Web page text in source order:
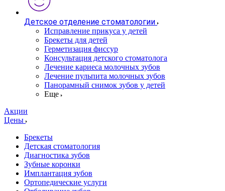
Детское отделение стоматологии
Исправление прикуса у детей
Брекеты для детей
Герметизация фиссур
Консультация детского стоматолога
Лечение кариеса молочных зубов
Лечение пульпита молочных зубов
Панорамный снимок зубов у детей
Еще
Акции
Цены
Брекеты
Детская стоматология
Диагностика зубов
Зубные коронки
Имплантация зубов
Ортопедические услуги